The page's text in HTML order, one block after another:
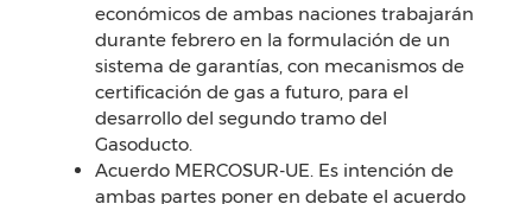
económicos de ambas naciones trabajarán
durante febrero en la formulación de un
sistema de garantías, con mecanismos de
certificación de gas a futuro, para el
desarrollo del segundo tramo del
Gasoducto.
Acuerdo MERCOSUR-UE. Es intención de
ambas partes poner en debate el acuerdo